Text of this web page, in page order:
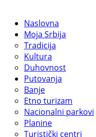
Naslovna
Moja Srbija
Tradicija
Kultura
Duhovnost
Putovanja
Banje
Etno turizam
Nacionalni parkovi
Planine
Turistički centri